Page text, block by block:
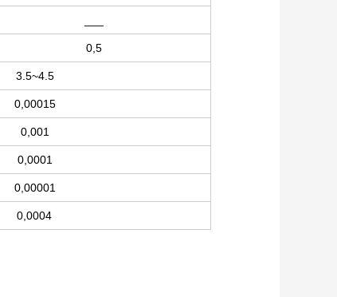
0,5
3.5~4.5
0,00015
0,001
0,0001
0,00001
0,0004